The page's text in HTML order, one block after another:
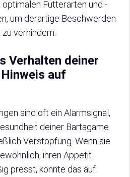
Futterarten und -
um derartige Beschwerden
verhindern.
Verhalten deiner
auf
sind oft ein Alarmsignal,
deiner Bartagame
Verstopfung. Wenn sie
ihren Appetit
presst, könnte das auf